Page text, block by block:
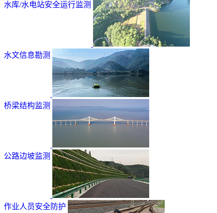
水库/水电站安全运行监测
水文信息勘测
桥梁结构监测
公路边坡监测
作业人员安全防护